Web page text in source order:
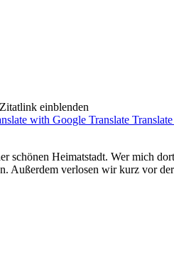
Heimatstadt. Wer mich
Außerdem verlosen wir kurz vor